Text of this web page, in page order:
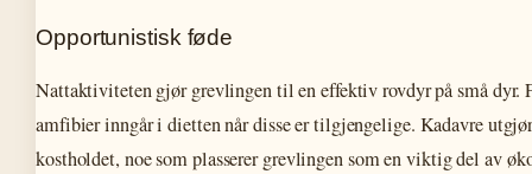
Opportunistisk føde
Nattaktiviteten gjør grevlingen til en effektiv rovdyr på små dyr.
amfibier inngår i dietten når disse er tilgjengelige. Kadavre
kostholdet, noe som plasserer grevlingen som en viktig del av